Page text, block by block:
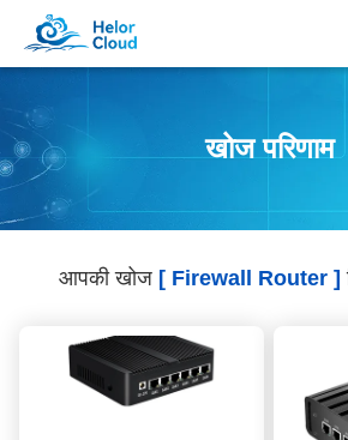
खोज परिणाम
आपकी खोज [ Firewall Router ]